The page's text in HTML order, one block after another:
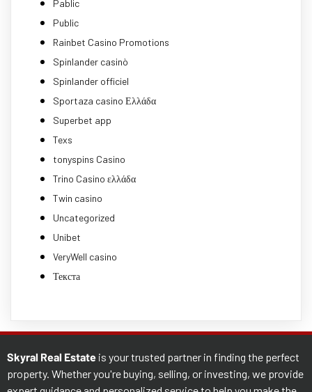
Pablic
Public
Rainbet Casino Promotions
Spinlander casinò
Spinlander officiel
Sportaza casino Ελλάδα
Superbet app
Texs
tonyspins Casino
Trino Casino ελλάδα
Twin casino
Uncategorized
Unibet
VeryWell casino
Текста
Skyral Real Estate is your trusted partner in finding the perfect
property. Whether you're buying, selling, or investing, we provide